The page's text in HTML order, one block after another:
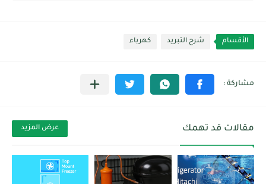
الأقسام شرح التبريد كهرباء
مقالات قد تهمك عرض المزيد